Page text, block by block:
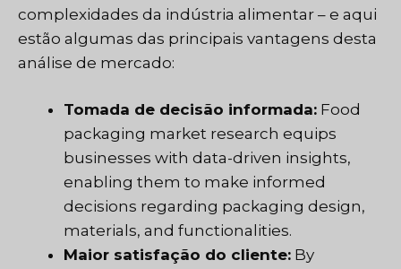
complexidades da indústria alimentar – e aqui
estão algumas das principais vantagens desta
análise de mercado:
Tomada de decisão informada: Food
packaging market research equips
businesses with data-driven insights,
enabling them to make informed
decisions regarding packaging design,
materials, and functionalities.
Maior satisfação do cliente: By